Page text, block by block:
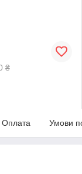
₴
Оплата Умови